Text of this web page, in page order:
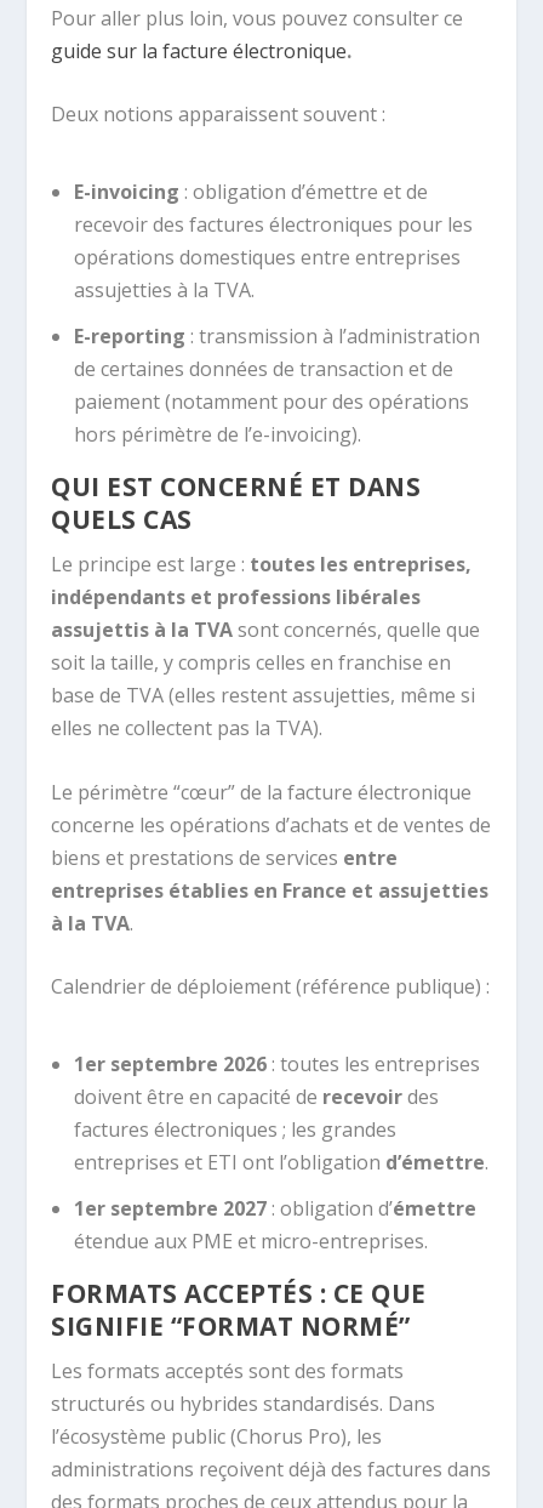
Pour aller plus loin, vous pouvez consulter ce
guide sur la facture électronique.
Deux notions apparaissent souvent :
E-invoicing : obligation d’émettre et de
recevoir des factures électroniques pour les
opérations domestiques entre entreprises
assujetties à la TVA.
E-reporting : transmission à l’administration
de certaines données de transaction et de
paiement (notamment pour des opérations
hors périmètre de l’e-invoicing).
QUI EST CONCERNÉ ET DANS
QUELS CAS
Le principe est large : toutes les entreprises,
indépendants et professions libérales
assujettis à la TVAsont concernés, quelle que
soit la taille, y compris celles en franchise en
base de TVA (elles restent assujetties, même si
elles ne collectent pas la TVA).
Le périmètre “cœur” de la facture électronique
concerne les opérations d’achats et de ventes de
biens et prestations de services entre
entreprises établies en France et assujetties
à la TVA.
Calendrier de déploiement (référence publique) :
1er septembre 2026: toutes les entreprises
doivent être en capacité de recevoirdes
factures électroniques ; les grandes
entreprises et ETI ont l’obligation d’émettre.
1er septembre 2027: obligation d’émettre
étendue aux PME et micro-entreprises.
FORMATS ACCEPTÉS : CE QUE
SIGNIFIE “FORMAT NORMÉ”
Les formats acceptés sont des formats
structurés ou hybrides standardisés. Dans
l’écosystème public (Chorus Pro), les
administrations reçoivent déjà des factures dans
des formats proches de ceux attendus pour la